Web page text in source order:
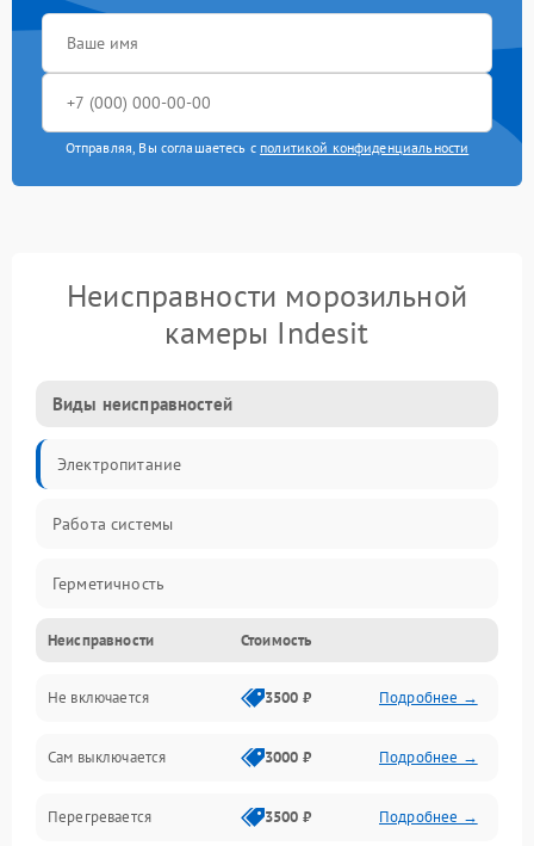
Отправляя, Вы соглашаетесь с политикой конфиденциальности
Неисправности морозильной
камеры Indesit
Виды неисправностей
Электропитание
Работа системы
Герметичность
Механика
Неисправности Стоимость
Не включается 3500 ₽ Подробнее →
Сам выключается 3000 ₽ Подробнее →
Перегревается 3500 ₽ Подробнее →